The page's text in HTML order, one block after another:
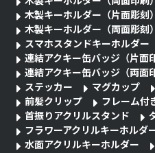
木製キーホルダー（片面彫刻）
木製キーホルダー（両面彫刻）
スマホスタンドキーホルダー
連結アクキー缶バッジ（片面
連結アクキー缶バッジ（両面
ステッカー
マグカップ
前髪クリップ
フレーム付
首振りアクリルスタンド
フラワーアクリルキーホルダ
水面アクリルキーホルダー